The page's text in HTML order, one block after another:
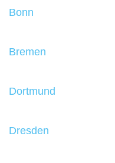
Bonn
Bremen
Dortmund
Dresden